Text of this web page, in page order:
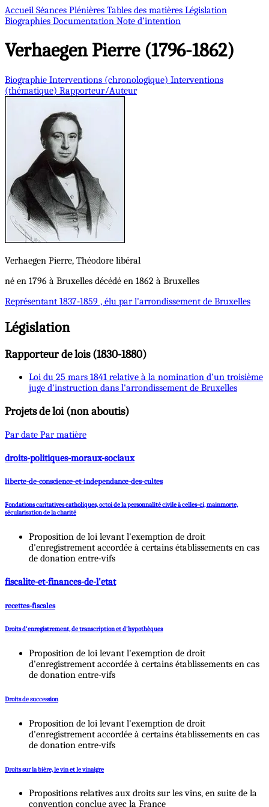
Accueil Séances Plénières Tables des matières Législation
Biographies Documentation Note d’intention
VerhaegenPierre (1796-1862)
Biographie Interventions (chronologique) Interventions
(thématique) Rapporteur/Auteur
Verhaegen Pierre, Théodore libéral
né en 1796 à Bruxelles décédé en 1862 à Bruxelles
Représentant 1837-1859 , élu par l'arrondissement de Bruxelles
Législation
Rapporteur de lois (1830-1880)
Loi du 25 mars 1841 relative à la nomination d'un troisième
juge d'instruction dans l'arrondissement de Bruxelles
Projets de loi (non aboutis)
Par date Par matière
droits-politiques-moraux-sociaux
liberte-de-conscience-et-independance-des-cultes
Fondations caritatives catholiques, octoi de la personnalité civile à celles-ci, mainmorte,
sécularisation de la charité
Proposition de loi levant l'exemption de droit
d'enregistrement accordée à certains établissements en cas
de donation entre-vifs
fiscalite-et-finances-de-l'etat
recettes-fiscales
Droits d'enregistrement, de transcription et d'hypothèques
Proposition de loi levant l'exemption de droit
d'enregistrement accordée à certains établissements en cas
de donation entre-vifs
Droits de succession
Proposition de loi levant l'exemption de droit
d'enregistrement accordée à certains établissements en cas
de donation entre-vifs
Droits sur la bière, le vin et le vinaigre
Propositions relatives aux droits sur les vins, en suite de la
convention conclue avec la France